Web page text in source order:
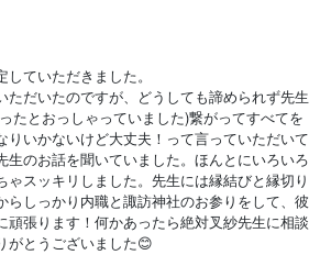
ていただきました。
ただいたのですが、どうしても諦められず先生
たとおっしゃっていました)繋がってすべてを
りいかないけど大丈夫！って言っていただいて
生のお話を聞いていました。ほんとにいろいろ
ゃスッキリしました。先生には縁結びと縁切り
らしっかり内職と諏訪神社のお参りをして、彼
頑張ります！何かあったら絶対叉紗先生に相談
がとうございました😊